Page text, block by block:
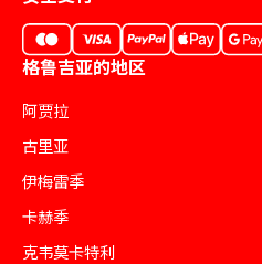
格鲁吉亚的地区
阿贾拉
古里亚
伊梅雷季
卡赫季
克韦莫卡特利